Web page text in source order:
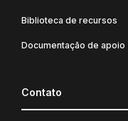
Biblioteca de recursos
Documentação de apoio
Contato